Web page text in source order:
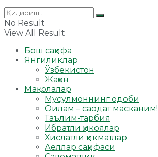
No Result
View All Result
Бош саҳифа
Янгиликлар
Ўзбекистон
Жаҳон
Мақолалар
Мусулмоннинг одоби
Оилам – саодат масканим!
Таълим-тарбия
Ибратли ҳикоялар
Хислатли ҳикматлар
Аёллар саҳифаси